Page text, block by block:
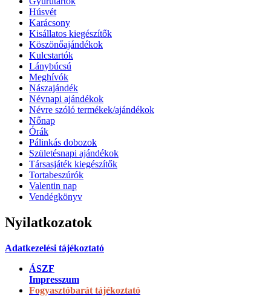
Húsvét
Karácsony
Kisállatos kiegészítők
Köszönőajándékok
Kulcstartók
Lánybúcsú
Meghívók
Nászajándék
Névnapi ajándékok
Névre szóló termékek/ajándékok
Nőnap
Órák
Pálinkás dobozok
Születésnapi ajándékok
Társasjáték kiegészítők
Tortabeszúrók
Valentin nap
Vendégkönyv
Nyilatkozatok
Adatkezelési tájékoztató
ÁSZF
Impresszum
Fogyasztóbarát tájékoztató